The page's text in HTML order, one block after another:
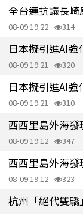
全台連抗議長
08-09 19:22 314
08-09 19:21 320
08-09 19:21 310
西西里島外海
08-09 19:12 347
西西里島外海
08-09 19:12 323